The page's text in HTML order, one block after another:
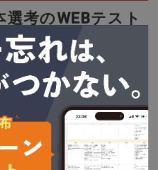
考のWEBテスト
の？
じ内容のWEBテストを使
ので油断は禁物です。
考で異なる適性検査の受